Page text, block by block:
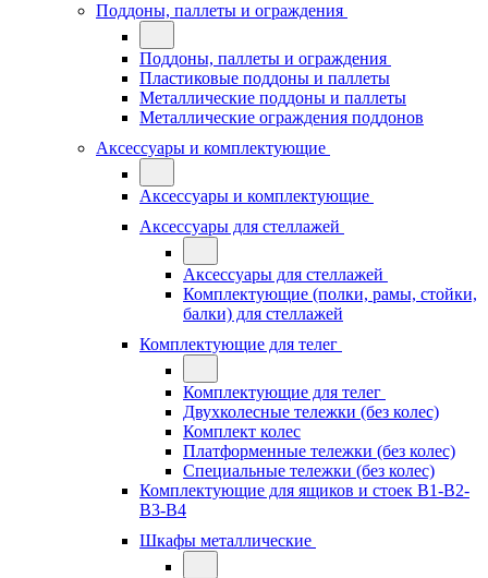
Поддоны, паллеты и ограждения
Поддоны, паллеты и ограждения
Пластиковые поддоны и паллеты
Металлические поддоны и паллеты
Металлические ограждения поддонов
Аксессуары и комплектующие
Аксессуары и комплектующие
Аксессуары для стеллажей
Аксессуары для стеллажей
Комплектующие (полки, рамы, стойки,
балки) для стеллажей
Комплектующие для телег
Комплектующие для телег
Двухколесные тележки (без колес)
Комплект колес
Платформенные тележки (без колес)
Специальные тележки (без колес)
Комплектующие для ящиков и стоек В1-В2-
В3-В4
Шкафы металлические